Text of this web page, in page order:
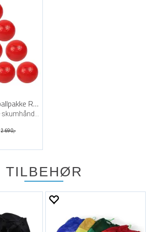
Dragonskin Håndballpakke Rød (10)
2 690,-
TILBEHØR